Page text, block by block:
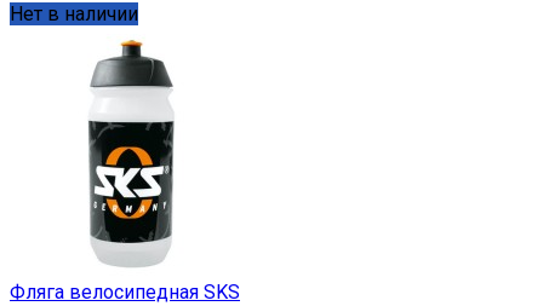
Нет в наличии
Фляга велосипедная SKS